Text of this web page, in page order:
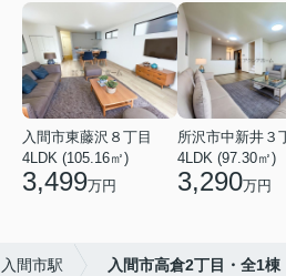
入間市東藤沢８丁目
4LDK (105.16㎡)
3,499万円
所沢市中新井３
4LDK (97.30㎡)
3,290万円
入間市駅 入間市高倉2丁目・全1